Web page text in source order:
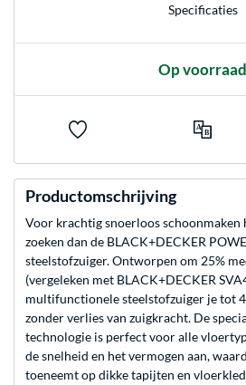
Specificaties
Op voorraad
Productomschrijving
Voor krachtig snoerloos schoonmaken
zoeken dan de BLACK+DECKER
steelstofzuiger. Ontworpen om 25%
(vergeleken met BLACK+DECKER
multifunctionele steelstofzuiger je tot
zonder verlies van zuigkracht. De
technologie is perfect voor alle
de snelheid en het vermogen aan,
toeneemt op dikke tapijten en